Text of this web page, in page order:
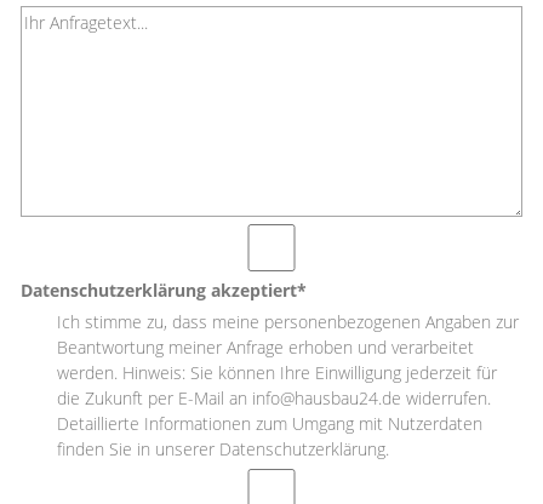
Datenschutzerklärung akzeptiert*
Ich stimme zu, dass meine personenbezogenen Angaben zur
Beantwortung meiner Anfrage erhoben und verarbeitet
werden. Hinweis: Sie können Ihre Einwilligung jederzeit für
die Zukunft per E-Mail an info@hausbau24.de widerrufen.
Detaillierte Informationen zum Umgang mit Nutzerdaten
finden Sie in unserer Datenschutzerklärung.